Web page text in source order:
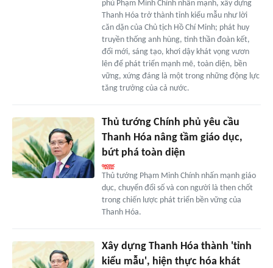
phủ Phạm Minh Chính nhấn mạnh, xây dựng
Thanh Hóa trở thành tỉnh kiểu mẫu như lời
căn dặn của Chủ tịch Hồ Chí Minh; phát huy
truyền thống anh hùng, tinh thần đoàn kết,
đổi mới, sáng tạo, khơi dậy khát vọng vươn
lên để phát triển mạnh mẽ, toàn diện, bền
vững, xứng đáng là một trong những động lực
tăng trưởng của cả nước.
Thủ tướng Chính phủ yêu cầu
Thanh Hóa nâng tầm giáo dục,
bứt phá toàn diện
Thủ tướng Phạm Minh Chính nhấn mạnh giáo
dục, chuyển đổi số và con người là then chốt
trong chiến lược phát triển bền vững của
Thanh Hóa.
Xây dựng Thanh Hóa thành 'tỉnh
kiểu mẫu', hiện thực hóa khát